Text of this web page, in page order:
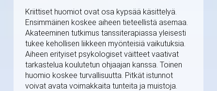
Kriittiset huomiot ovat osa kypsää käsittelyä.
Ensimmäinen koskee aiheen tieteellistä asemaa.
Akateeminen tutkimus tanssiterapiassa yleisesti
tukee kehollisen liikkeen myönteisiä vaikutuksia.
Aiheen erityiset psykologiset väitteet vaativat
tarkastelua koulutetun ohjaajan kanssa. Toinen
huomio koskee turvallisuutta. Pitkät istunnot
voivat avata voimakkaita tunteita ja muistoja.